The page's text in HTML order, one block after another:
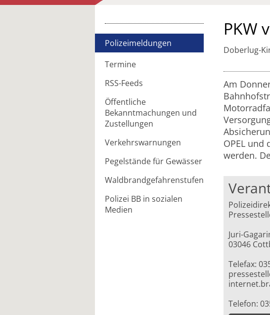
Polizeimeldungen
Termine
RSS-Feeds
Öffentliche
Bekanntmachungen und
Zustellungen
Verkehrswarnungen
Pegelstände für Gewässer
Waldbrandgefahrenstufen
Polizei BB in sozialen
Medien
Artikel weiterleiten PKW
Doberlug-
Am
OPEL
werden.
Juri-
03046
Telefax:
Telefon: